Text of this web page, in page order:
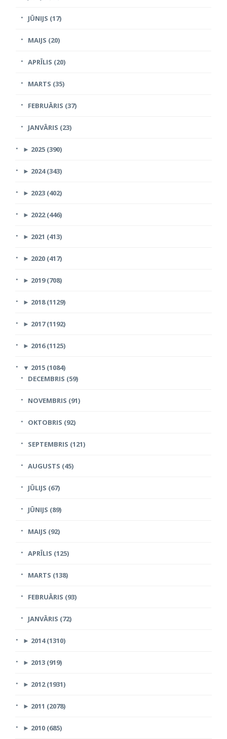
JŪNIJS (17)
MAIJS (20)
APRĪLIS (20)
MARTS (35)
FEBRUĀRIS (37)
JANVĀRIS (23)
► 2025 (390)
► 2024 (343)
► 2023 (402)
► 2022 (446)
► 2021 (413)
► 2020 (417)
► 2019 (708)
► 2018 (1129)
► 2017 (1192)
► 2016 (1125)
▼ 2015 (1084)
DECEMBRIS (59)
NOVEMBRIS (91)
OKTOBRIS (92)
SEPTEMBRIS (121)
AUGUSTS (45)
JŪLIJS (67)
JŪNIJS (89)
MAIJS (92)
APRĪLIS (125)
MARTS (138)
FEBRUĀRIS (93)
JANVĀRIS (72)
► 2014 (1310)
► 2013 (919)
► 2012 (1931)
► 2011 (2078)
► 2010 (685)